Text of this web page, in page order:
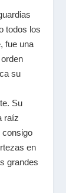
todos los
fue una
su
Su
raíz
consigo
en
grandes